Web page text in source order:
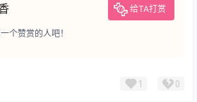
给TA打赏
个赞赏的人吧！
1 0